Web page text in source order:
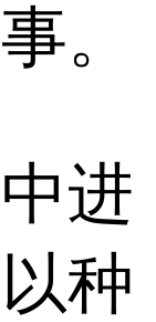
。
进
种